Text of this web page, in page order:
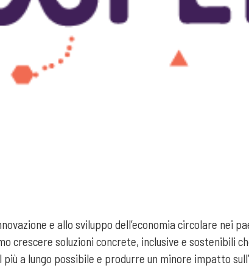
e allo sviluppo dell’economia circolare nei
crescere soluzioni concrete, inclusive e sostenibili
a lungo possibile e produrre un minore impatto